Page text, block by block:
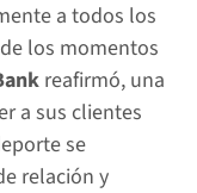
a todos los
los momentos
reafirmó, una
a sus clientes
se
relación y